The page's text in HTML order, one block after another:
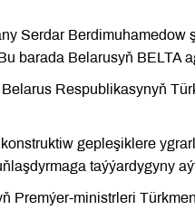
Serdar
barada Belarusyň BELTA
Respublikasynyň
gepleşiklere
taýýardygyny
Premýer-ministrleri